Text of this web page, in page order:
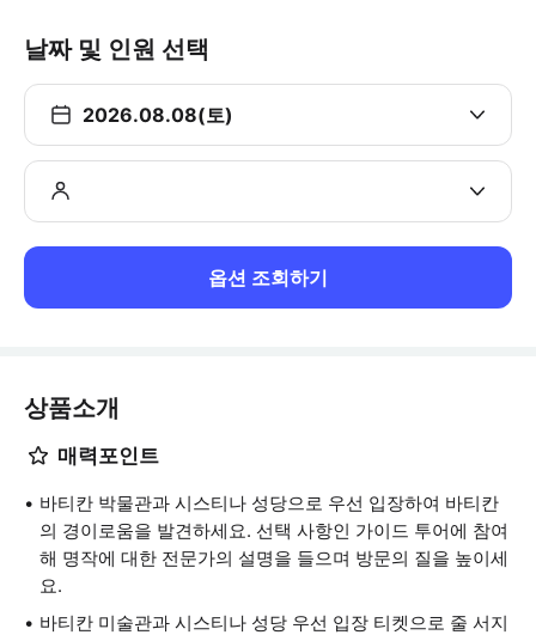
날짜 및 인원 선택
2026.08.08(토)
옵션 조회하기
상품소개
매력포인트
바티칸 박물관과 시스티나 성당으로 우선 입장하여 바티칸
의 경이로움을 발견하세요. 선택 사항인 가이드 투어에 참여
해 명작에 대한 전문가의 설명을 들으며 방문의 질을 높이세
요.
바티칸 미술관과 시스티나 성당 우선 입장 티켓으로 줄 서지